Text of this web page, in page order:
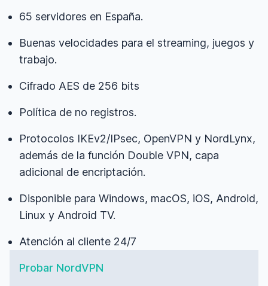
65 servidores en España.
Buenas velocidades para el streaming, juegos y
trabajo.
Cifrado AES de 256 bits
Política de no registros.
Protocolos IKEv2/IPsec, OpenVPN y NordLynx,
además de la función Double VPN, capa
adicional de encriptación.
Disponible para Windows, macOS, iOS, Android,
Linux y Android TV.
Atención al cliente 24/7
Probar NordVPN